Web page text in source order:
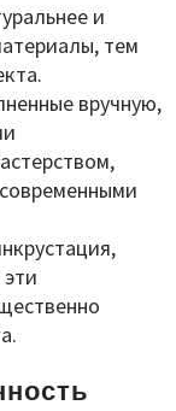
и
тем
вручную,